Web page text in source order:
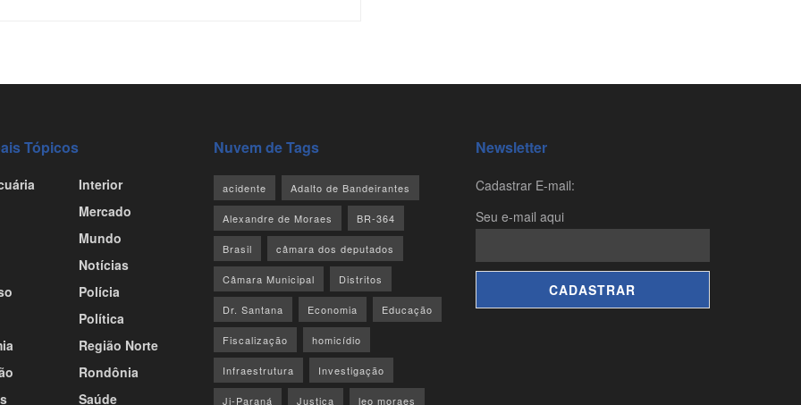
Tópicos
Interior
Mercado
Mundo
Notícias
Polícia
Política
Região Norte
Rondônia
Saúde
Nuvem de Tags
acidente Adalto de Bandeirantes
Alexandre de Moraes BR-364
Brasil câmara dos deputados
Câmara Municipal Distritos
Dr. Santana Economia Educação
Fiscalização homicídio
Infraestrutura Investigação
Ji-Paraná Justiça leo moraes
Newsletter
Cadastrar E-mail:
Seu e-mail aqui